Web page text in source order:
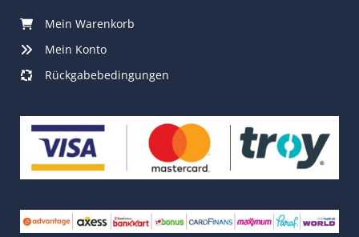
Mein Warenkorb
Mein Konto
Rückgabebedingungen